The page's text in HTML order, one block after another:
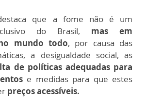
que a fome não é um
do Brasil, mas em
mundo todo, por causa das
a desigualdade social, as
de políticas adequadas para
e medidas para que estes
preços acessíveis.